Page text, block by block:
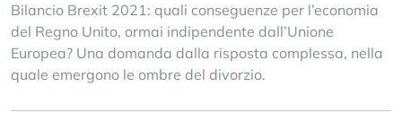
Bilancio Brexit 2021: quali conseguenze per l’economia
del Regno Unito, ormai indipendente dall’Unione
Europea? Una domanda dalla risposta complessa, nella
quale emergono le ombre del divorzio.